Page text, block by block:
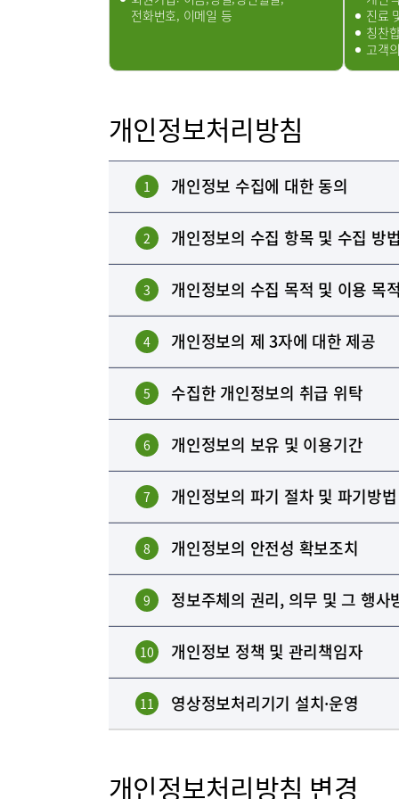
전화번호, 이메일 등
진료
칭찬
고객
개인정보처리방침
1 개인정보 수집에 대한 동의
2 개인정보의 수집 항목 및 수집 방법
3 개인정보의 수집 목적 및 이용 목적
4 개인정보의 제 3자에 대한 제공
5 수집한 개인정보의 취급 위탁
6 개인정보의 보유 및 이용기간
7 개인정보의 파기 절차 및 파기방법
8 개인정보의 안전성 확보조치
9 정보주체의 권리, 의무 및 그 행사
10 개인정보 정책 및 관리책임자
11 영상정보처리기기 설치·운영
개인정보처리방침 변경
이용안내
병원소개 병원장 인
조직도
미디어센터 병원소식
고객의소
부민병